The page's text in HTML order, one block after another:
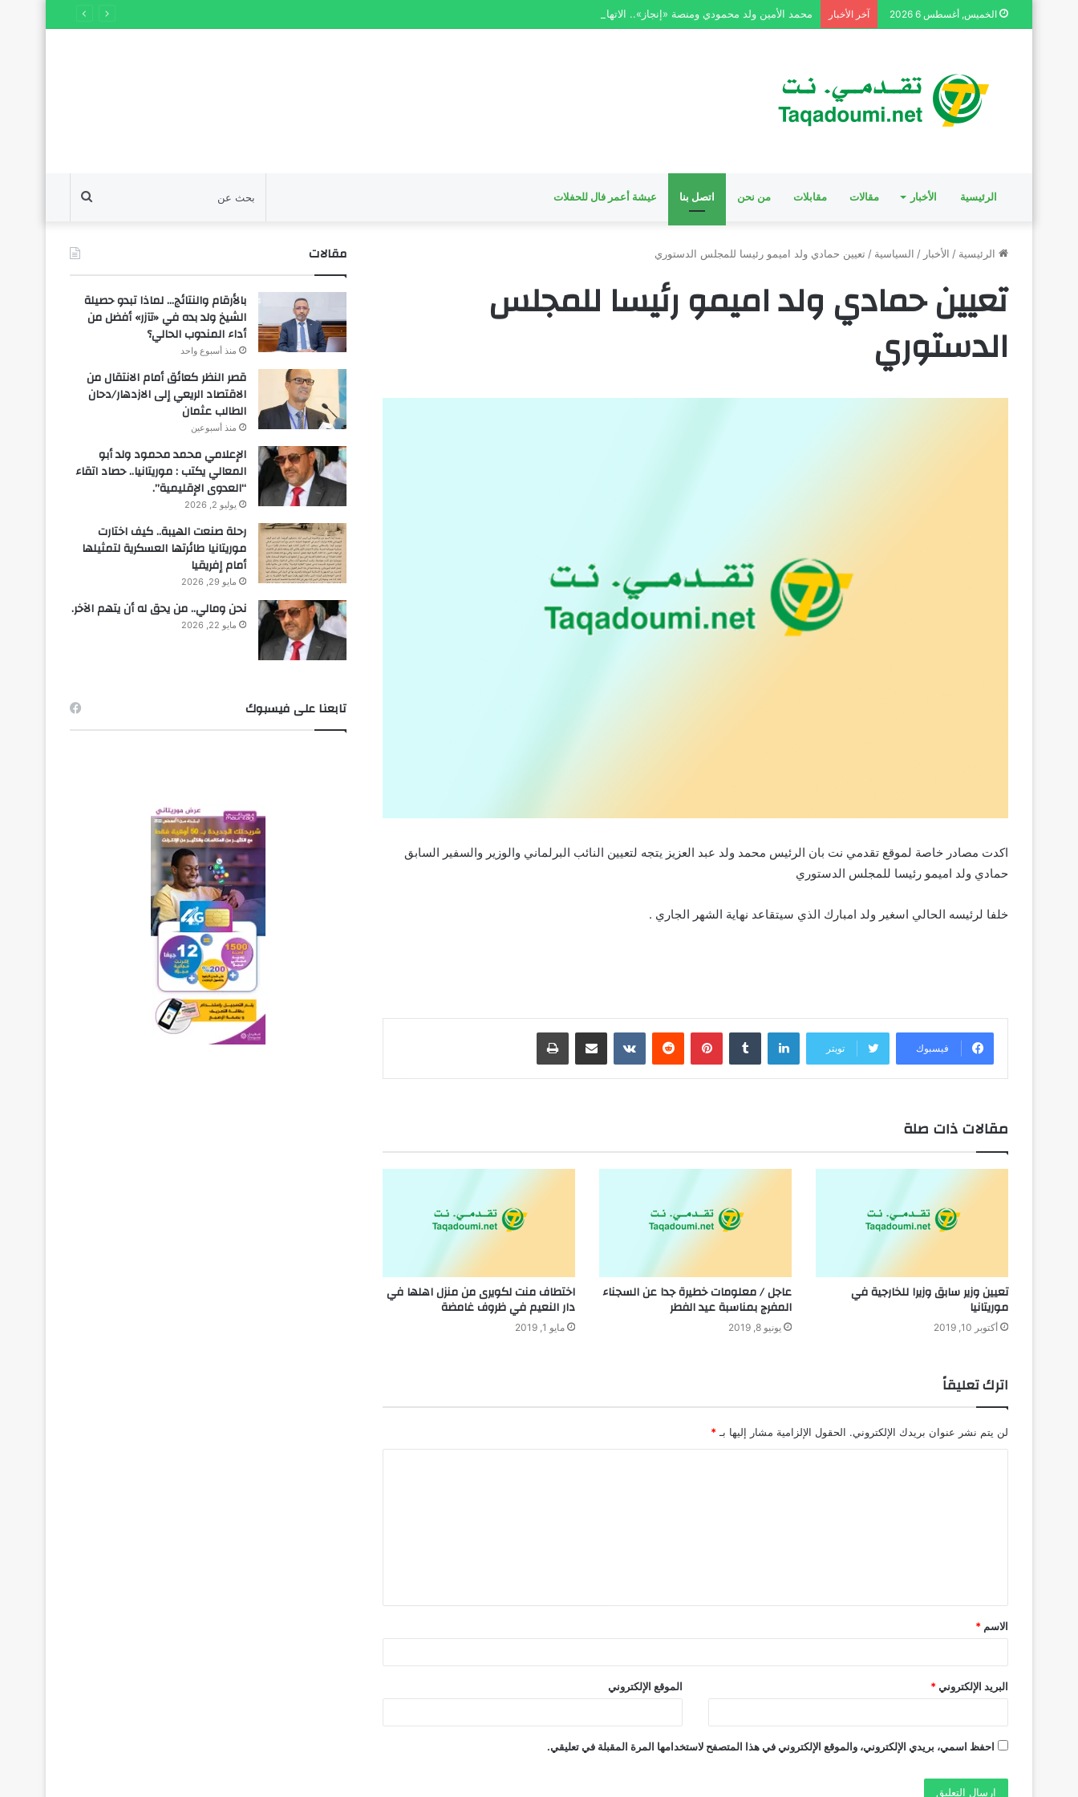
الخميس, أغسطس 6 2026 آخر الأخبار محمد الأمين ولد محمودي ومنصة «إنجاز».. الاتهام لا يغني عن الدليل
الرئيسية الأخبار مقالات مقابلات من نحن اتصل بنا عيشة أعمر فال للحفلات بحث
عن
الرئيسية / الأخبار / السياسية / تعيين حمادي ولد اميمو رئيسا للمجلس الدستوري
تعيين حمادي ولد اميمو رئيسا للمجلس
الدستوري
اكدت مصادر خاصة لموقع تقدمي نت بان الرئيس محمد ولد عبد العزيز يتجه لتعيين النائب البرلماني والوزير والسفير السابق
حمادي ولد اميمو رئيسا للمجلس الدستوري
خلفا لرئيسه الحالي اسغير ولد امبارك الذي سيتقاعد نهاية الشهر الجاري .
فيسبوك تويتر
لينكدإن بينتيريست مشاركة عبر البريد طباعة
مقالات ذات صلة
تعيين وزير سابق وزيرا للخارجية في
موريتانيا
أكتوبر 10, 2019
عاجل / معلومات خطيرة جدا عن السجناء
المفرج بمناسبة عيد الفطر
يونيو 8, 2019
اختطاف منت لكويرى من منزل اهلها في
دار النعيم في ظروف غامضة
مايو 1, 2019
اترك تعليقاً
لن يتم نشر عنوان بريدك الإلكتروني. الحقول الإلزامية مشار إليها بـ *
ق
*
الاسم *
البريد الإلكتروني * الموقع الإلكتروني
احفظ اسمي، بريدي الإلكتروني، والموقع الإلكتروني في هذا المتصفح لاستخدامها المرة المقبلة في تعليقي.
مقالات
بالأرقام والنتائج… لماذا تبدو حصيلة
الشيخ ولد بده في «تآزر» أفضل من
أداء المندوب الحالي؟
منذ أسبوع واحد
قصر النظر كعائق أمام الانتقال من
الاقتصاد الريعي إلى الازدهار/دحان
الطالب عثمان
منذ أسبوعين
الإعلامي محمد محمود ولد أبو
المعالي يكتب : موريتانيا.. حصاد اتقاء
“العدوى الإقليمية”.
يوليو 2, 2026
رحلة صنعت الهيبة.. كيف اختارت
موريتانيا طائرتها العسكرية لتمثيلها
أمام إفريقيا
مايو 29, 2026
نحن ومالي.. من يحق له أن يتهم الآخر.
مايو 22, 2026
تابعنا على فيسبوك